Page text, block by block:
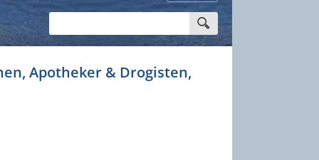
Apotheker & Drogisten,